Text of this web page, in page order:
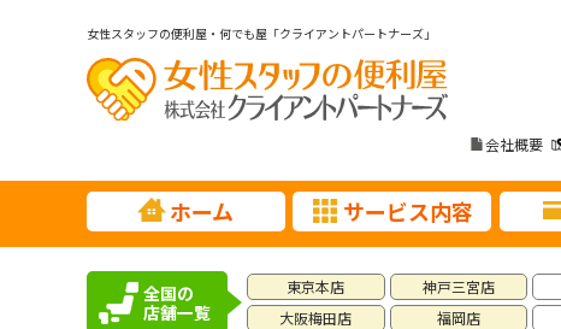
女性スタッフの便利屋・何でも屋「クライアントパートナーズ」
会社概要
ホーム サービス内容
全国の
店舗一覧
東京本店
大阪梅田店
神戸三宮店
福岡店